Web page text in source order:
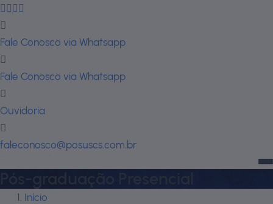
Fale Conosco via Whatsapp
Fale Conosco via Whatsapp
Ouvidoria
faleconosco@posuscs.com.br
Início